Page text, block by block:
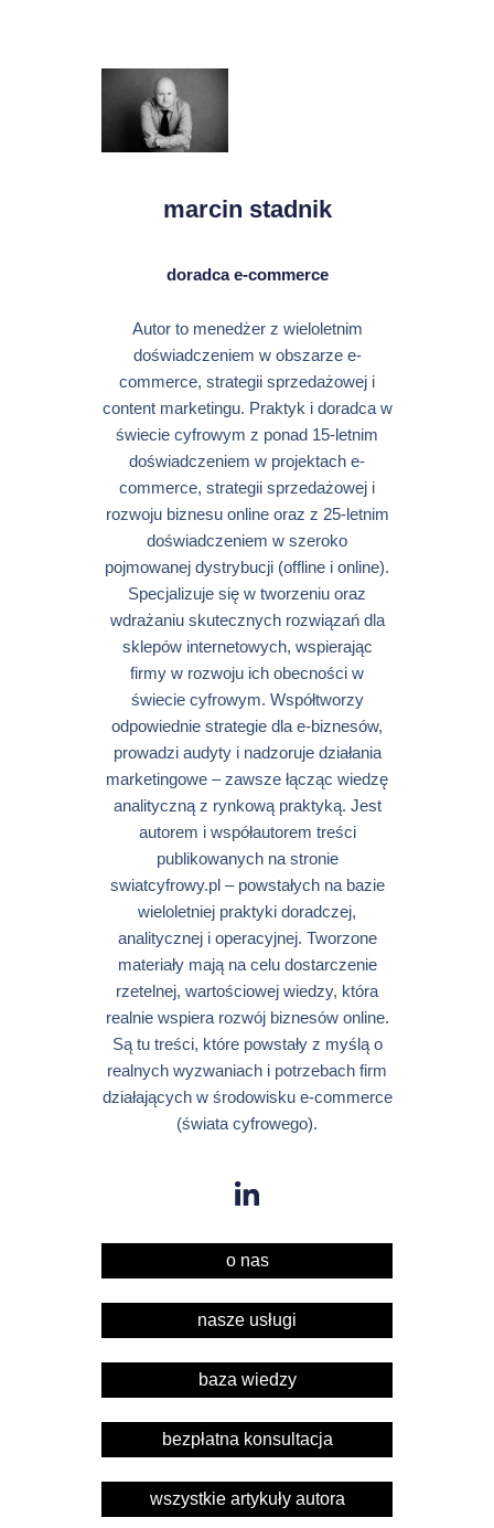
marcin stadnik
doradca e-commerce
Autor to menedżer z wieloletnim
doświadczeniem w obszarze e-
commerce, strategii sprzedażowej i
content marketingu. Praktyk i doradca w
świecie cyfrowym z ponad 15-letnim
doświadczeniem w projektach e-
commerce, strategii sprzedażowej i
rozwoju biznesu online oraz z 25-letnim
doświadczeniem w szeroko
pojmowanej dystrybucji (offline i online).
Specjalizuje się w tworzeniu oraz
wdrażaniu skutecznych rozwiązań dla
sklepów internetowych, wspierając
firmy w rozwoju ich obecności w
świecie cyfrowym. Współtworzy
odpowiednie strategie dla e-biznesów,
prowadzi audyty i nadzoruje działania
marketingowe – zawsze łącząc wiedzę
analityczną z rynkową praktyką. Jest
autorem i współautorem treści
publikowanych na stronie
swiatcyfrowy.pl – powstałych na bazie
wieloletniej praktyki doradczej,
analitycznej i operacyjnej. Tworzone
materiały mają na celu dostarczenie
rzetelnej, wartościowej wiedzy, która
realnie wspiera rozwój biznesów online.
Są tu treści, które powstały z myślą o
realnych wyzwaniach i potrzebach firm
działających w środowisku e-commerce
(świata cyfrowego).
o nas
nasze usługi
baza wiedzy
bezpłatna konsultacja
wszystkie artykuły autora